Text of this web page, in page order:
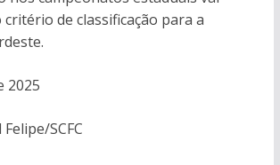
de classificação para a
2025
SCFC